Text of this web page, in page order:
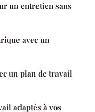
un entretien sans
avec un
un plan de travail
adaptés à vos